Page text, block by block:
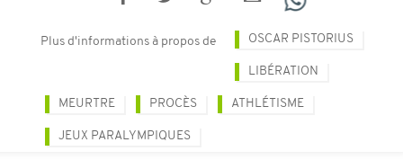
Plus d'informations à propos de OSCAR PISTORIUS
LIBÉRATION
MEURTRE PROCÈS ATHLÉTISME
JEUX PARALYMPIQUES